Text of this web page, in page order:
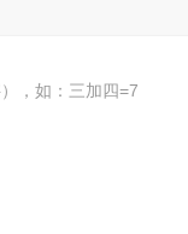
，如：三加四=7